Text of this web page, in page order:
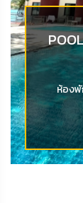
ห้องพั